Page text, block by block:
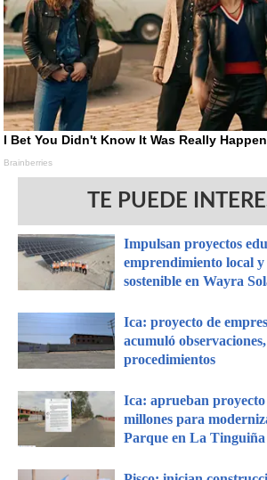
TE PUEDE
Impulsan proyectos
emprendimiento local
sostenible en Wayra
Ica: proyecto de
acumuló
procedimientos
Ica: aprueban proyecto
millones para
Parque en La Tinguiña